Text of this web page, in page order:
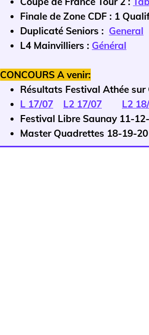
Finale de Zone CDF : 1
Duplicaté Seniors : General
L4 Mainvilliers : Général
CONCOURS A venir:
Résultats Festival Athée
L 17/07
L2 17/07 L2
Festival Libre Saunay 11-
Master Quadrettes 18-19-